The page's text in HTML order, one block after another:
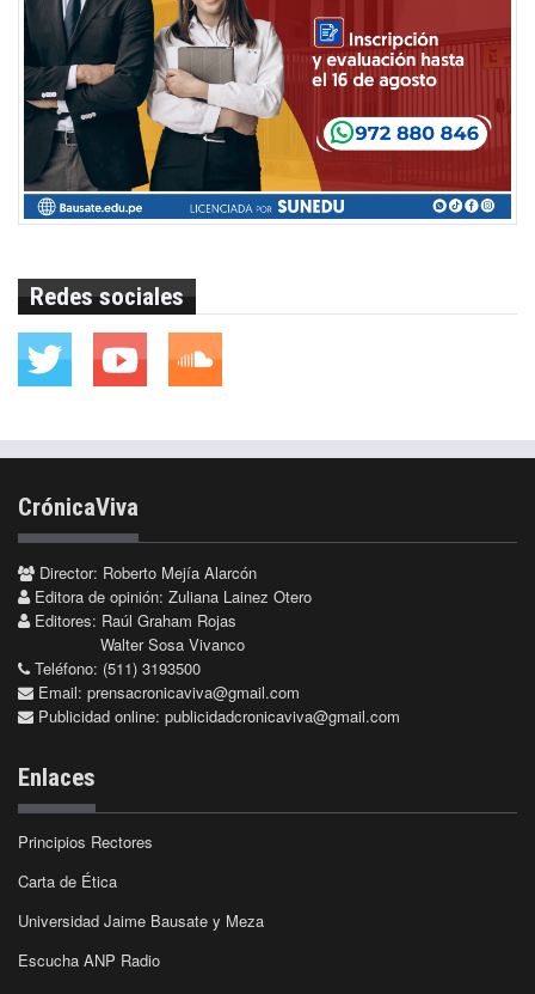
Redes sociales
CrónicaViva
Director: Roberto Mejía Alarcón
Editora de opinión: Zuliana Lainez Otero
Editores: Raúl Graham Rojas
Walter Sosa Vivanco
Teléfono: (511) 3193500
Email: prensacronicaviva@gmail.com
Publicidad online: publicidadcronicaviva@gmail.com
Enlaces
Principios Rectores
Carta de Ética
Universidad Jaime Bausate y Meza
Escucha ANP Radio